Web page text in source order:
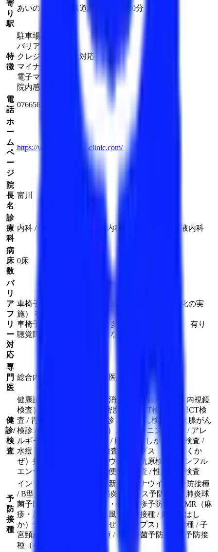
寄
り
駅
あいの風とやま鉄道線 10分
特
徴
駐車場あり
バリアフリー
クレジットカード対応
マイナ受付
電子マネー対応
院内感染対策
電
話
0766567373
ホ
ー
ム
ペ
ー
ジ
https://www.tomikawa-clinic.com/
院
長
名
富川 武樹
診
療
科
内科 / 呼吸器内科 / 消化器内科 / 循環器内科 / 血液内科
病
床
数
0床
バ
リ
ア
フ
リ
ー
対
応
車椅子等利用者への配慮（施設のバリアフリー化の実
施） 有り
車椅子等利用者への配慮（多機能トイレの設置） 有り
聴覚障害者への配慮（筆談など文字による対応）
専
門
医
総合内科専門医 / 血液専門医
健
診/
検
査
健康診断 / 胃カメラ（上部消化管内視鏡検査・胃内視鏡
検査） / 胸部X線検査 / 骨密度検査 / CT検査 / 胸部CT検
査 / 胃がん検診 / 肺がん検診 / 大腸がん検診 / 前立腺がん
検診 / MCI（軽度認知障害）スクリーニング検査 / アレ
ルギー検査 / 風疹抗体検査 / 麻疹（はしか）抗体検査 /
水痘（水ぼうそう）抗体検査 / ムンプス（おたふくか
ぜ）抗体検査 / 新型コロナウイルス抗原検査 / インフル
エンザウイルス抗原検査 / 便潜血検査 / 性感染症検査
予
防
接
種
インフルエンザ予防接種 / 新型コロナウイルス予防接種
/ B型肝炎予防接種 / 日本脳炎ウイルス予防接種 / 肺炎球
菌予防接種（成人） / 水痘・帯状疱疹予防接種 / MR（麻
疹・風疹混合）予防接種 / 風疹予防接種 / 麻疹（はし
か）予防接種 / おたふくかぜ（ムンプス）予防接種 / 子
宮頸がん（HPV）予防接種 / 髄膜炎菌予防接種 / 予防接
種（その他）